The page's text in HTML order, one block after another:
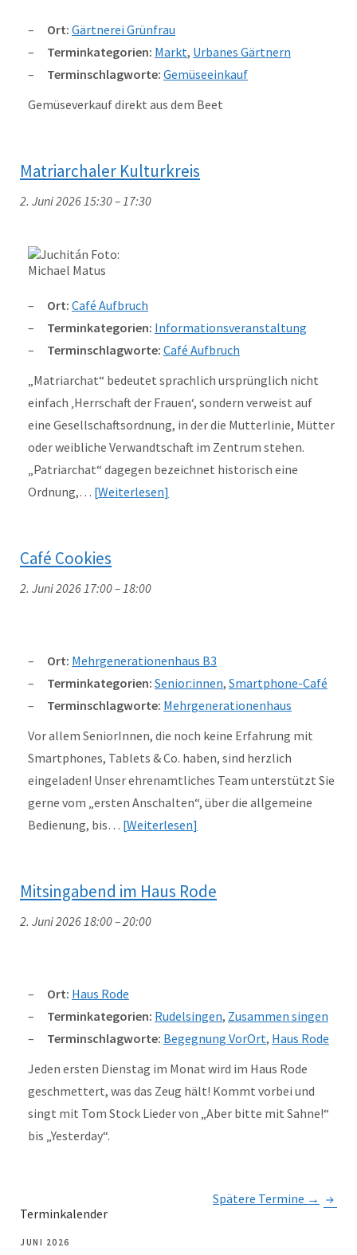
Ort: Gärtnerei Grünfrau
Terminkategorien: Markt, Urbanes Gärtnern
Terminschlagworte: Gemüseeinkauf
Gemüseverkauf direkt aus dem Beet
Matriarchaler Kulturkreis
2. Juni 2026 15:30–17:30
Ort: Café Aufbruch
Terminkategorien: Informationsveranstaltung
Terminschlagworte: Café Aufbruch
„Matriarchat“ bedeutet sprachlich ursprünglich nicht
einfach ‚Herrschaft der Frauen‘, sondern verweist auf
eine Gesellschaftsordnung, in der die Mutterlinie, Mütter
oder weibliche Verwandtschaft im Zentrum stehen.
„Patriarchat“ dagegen bezeichnet historisch eine
Ordnung,… Weiterlesen
Café Cookies
2. Juni 2026 17:00–18:00
Ort: Mehrgenerationenhaus B3
Terminkategorien: Senior:innen, Smartphone-Café
Terminschlagworte: Mehrgenerationenhaus
Vor allem SeniorInnen, die noch keine Erfahrung mit
Smartphones, Tablets & Co. haben, sind herzlich
eingeladen! Unser ehrenamtliches Team unterstützt Sie
gerne vom „ersten Anschalten“, über die allgemeine
Bedienung, bis… Weiterlesen
Mitsingabend im Haus Rode
2. Juni 2026 18:00–20:00
Ort: Haus Rode
Terminkategorien: Rudelsingen, Zusammen singen
Terminschlagworte: Begegnung VorOrt, Haus Rode
Jeden ersten Dienstag im Monat wird im Haus Rode
geschmettert, was das Zeug hält! Kommt vorbei und
singt mit Tom Stock Lieder von „Aber bitte mit Sahne!“
bis „Yesterday“.
Spätere Termine →
Terminkalender
JUNI 2026